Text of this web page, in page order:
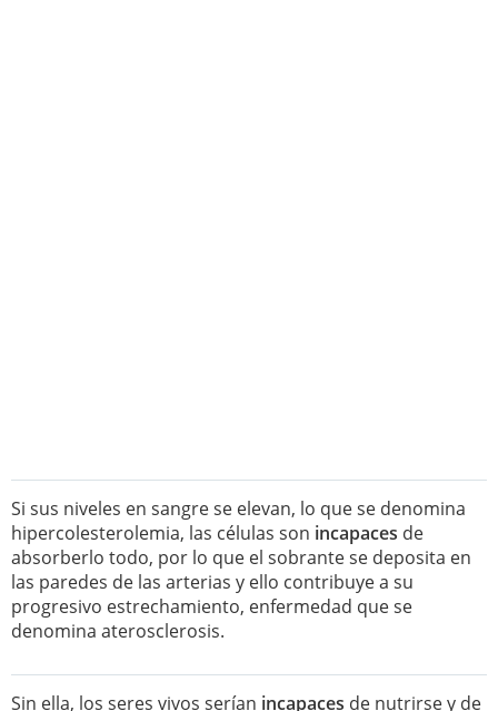
Si sus niveles en sangre se elevan, lo que se denomina
hipercolesterolemia, las células son incapaces de
absorberlo todo, por lo que el sobrante se deposita en
las paredes de las arterias y ello contribuye a su
progresivo estrechamiento, enfermedad que se
denomina aterosclerosis.
Sin ella, los seres vivos serían incapaces de nutrirse y de